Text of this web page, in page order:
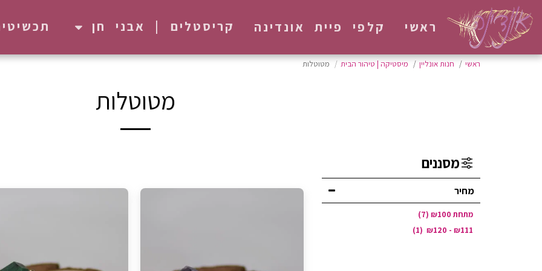
ראשי קלפי פיית אונדינה קריסטלים | אבני חן
ראשי חנות אונליין מיסטיקה | טיהור הבית מטוטלות
מטוטלות
מסננים
מחיר
מתחת ₪100
(7)
₪111
-
₪120
(1)